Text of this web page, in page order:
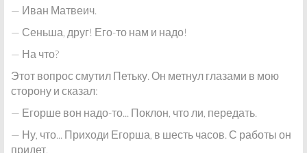
— Иван Матвеич.
— Сеньша, друг! Его-то нам и надо!
— На что?
Этот вопрос смутил Петьку. Он метнул глазами в мою
сторону и сказал:
— Егорше вон надо-то... Поклон, что ли, передать.
— Ну, что... Приходи Егорша, в шесть часов. С работы он
придет.